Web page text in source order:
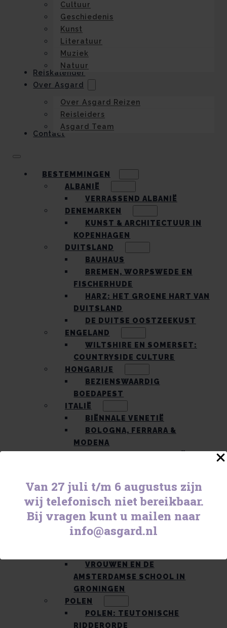
Van 27 juli t/m 6 augustus zijn
wij telefonisch niet bereikbaar.
Bij vragen kunt u mailen naar
info@asgard.nl
Cultuur
Geschiedenis
Kunst
Literatuur
Muziek
Natuur
Reiskalender
Over Asgard
Over Asgard Reizen
Reisleiders
Asgard Team
Contact
BESTEMMINGEN
ALBANIË
VERRASSEND ALBANIË
DENEMARKEN
KUNST & ARCHITECTUUR IN
KOPENHAGEN
DUITSLAND
BAUHAUS
BREMEN, WORPSWEDE EN
FISCHERHUDE
HARZ: HET GROENE HART VAN
DUITSLAND
DE DUITSE OOSTZEEKUST
ENGELAND
WILTSHIRE EN SOMERSET:
COUNTRYSIDE CULTURE
HONGARIJE
BEZIENSWAARDIG
BOEDAPEST
ITALIË
BIËNNALE VENETIË
BOLOGNA, FERRARA &
MODENA
WONDERMOOI MAROKKO
NEDERLAND
EN DAT ALLES AAN DE
IJSSEL
GRONINGER KERKEN
VROUWEN EN DE
AMSTERDAMSE SCHOOL IN
GRONINGEN
POLEN
POLEN: TEUTONISCHE
RIDDERORDE